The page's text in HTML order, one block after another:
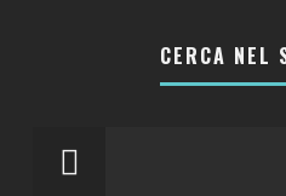
CERCA NEL